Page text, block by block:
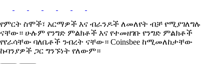
የምርት ስሞች፣ አርማዎች እና ብራንዶች ለመለየት ብቻ የሚያገለግሉ
ናቸው። ሁሉም የንግድ ምልክቶች እና የተመዘገቡ የንግድ ምልክቶች
የየራሳቸው ባለቤቶች ንብረት ናቸው። Coinsbee ከሚመለከታቸው
ኩባንያዎች ጋር ግንኙነት የለውም።